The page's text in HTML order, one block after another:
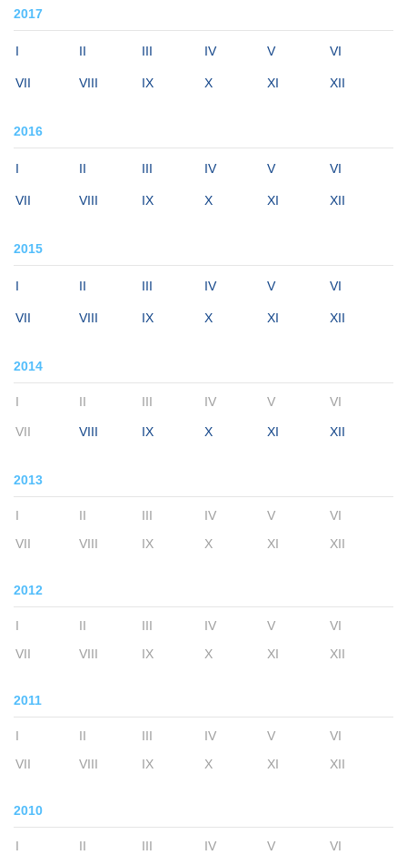
2017
I II III IV V VI
VII VIII IX X XI XII
2016
I II III IV V VI
VII VIII IX X XI XII
2015
I II III IV V VI
VII VIII IX X XI XII
2014
I II III IV V VI
VII VIII IX X XI XII
2013
I II III IV V
VI
VII
VIII IX X XI XII
2012
I II III IV V
VI
VII
VIII IX X XI XII
2011
I II III IV V
VI
VII
VIII IX X XI XII
2010
I II III IV V
VI